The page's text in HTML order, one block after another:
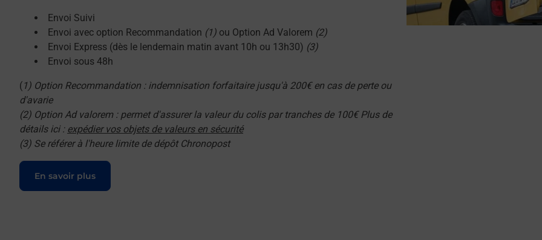
Envoi Suivi
Envoi avec option Recommandation (1) ou Option Ad Valorem (2)
Envoi Express (dès le lendemain matin avant 10h ou 13h30) (3)
Envoi sous 48h
( 1) Option Recommandation : indemnisation forfaitaire jusqu'à 200€ en cas de perte ou
d'avarie
(2) Option Ad valorem : permet d'assurer la valeur du colis par tranches de 100€ Plus de
détails ici : expédier vos objets de valeurs en sécurité
(3) Se référer à l'heure limite de dépôt Chronopost
En savoir plus
Le lien s'ouvre dans un nouvel onglet